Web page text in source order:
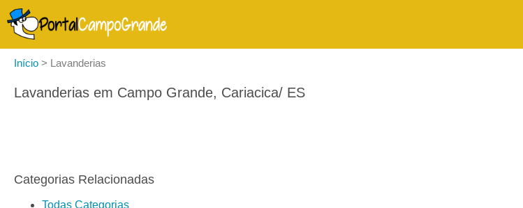
Início > Lavanderias
Lavanderias em Campo Grande, Cariacica/ ES
Categorias Relacionadas
Todas Categorias